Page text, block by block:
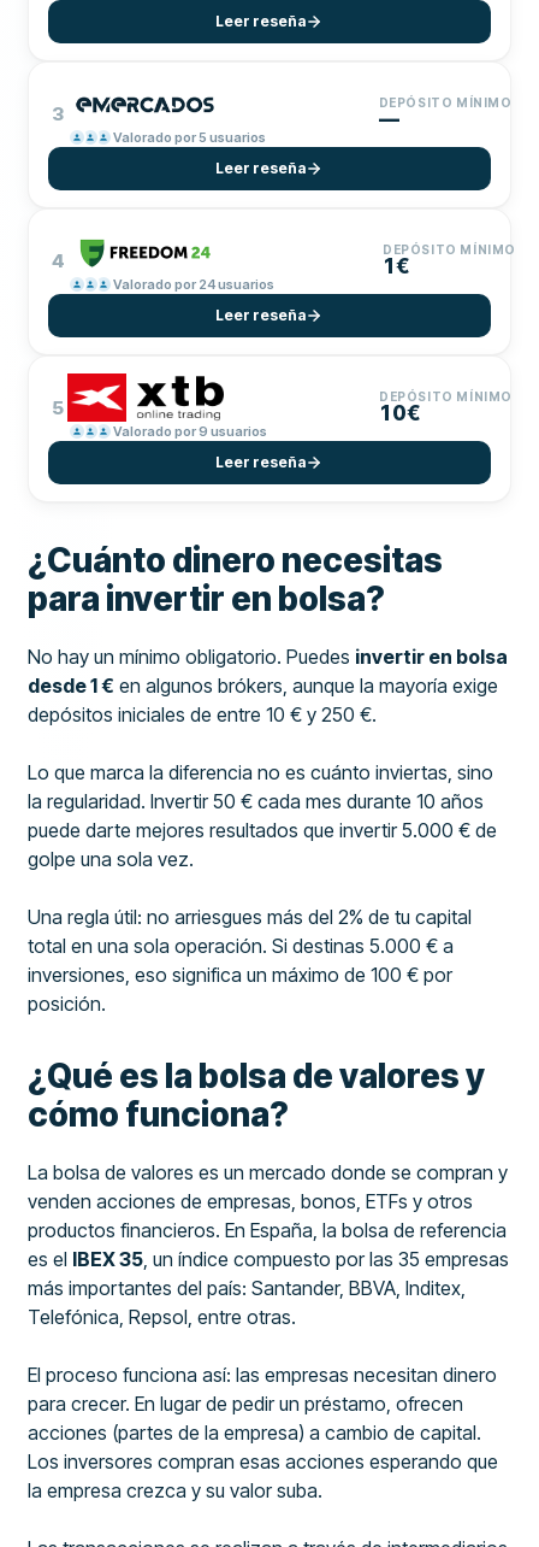
Leer reseña
3
Valorado por 5 usuarios
DEPÓSITO MÍNIMO
—
Leer reseña
4
Valorado por 24 usuarios
DEPÓSITO MÍNIMO
1€
Leer reseña
5
Valorado por 9 usuarios
DEPÓSITO MÍNIMO
10€
Leer reseña
¿Cuánto dinero necesitas
para invertir en bolsa?
No hay un mínimo obligatorio. Puedes invertir en bolsa
desde 1 € en algunos brókers, aunque la mayoría exige
depósitos iniciales de entre 10 € y 250 €.
Lo que marca la diferencia no es cuánto inviertas, sino
la regularidad. Invertir 50 € cada mes durante 10 años
puede darte mejores resultados que invertir 5.000 € de
golpe una sola vez.
Una regla útil: no arriesgues más del 2% de tu capital
total en una sola operación. Si destinas 5.000 € a
inversiones, eso significa un máximo de 100 € por
posición.
¿Qué es la bolsa de valores y
cómo funciona?
La bolsa de valores es un mercado donde se compran y
venden acciones de empresas, bonos, ETFs y otros
productos financieros. En España, la bolsa de referencia
es el IBEX 35, un índice compuesto por las 35 empresas
más importantes del país: Santander, BBVA, Inditex,
Telefónica, Repsol, entre otras.
El proceso funciona así: las empresas necesitan dinero
para crecer. En lugar de pedir un préstamo, ofrecen
acciones (partes de la empresa) a cambio de capital.
Los inversores compran esas acciones esperando que
la empresa crezca y su valor suba.